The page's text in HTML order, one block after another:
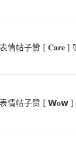
情帖子赞 [ 𝐂𝐚𝐫𝐞 ]
情帖子赞 [ 𝗪𝐨𝘄 ]